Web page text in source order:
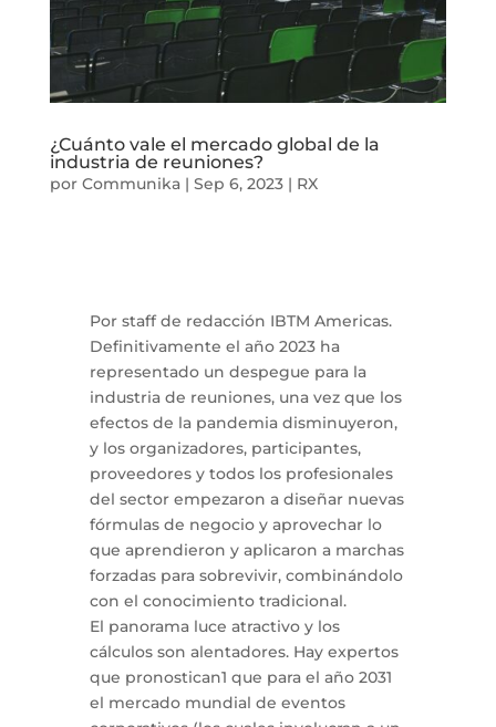
¿Cuánto vale el mercado global de la
industria de reuniones?
por Communika| Sep 6, 2023| RX
Por staff de redacción IBTM Americas.
Definitivamente el año 2023 ha
representado un despegue para la
industria de reuniones, una vez que los
efectos de la pandemia disminuyeron,
y los organizadores, participantes,
proveedores y todos los profesionales
del sector empezaron a diseñar nuevas
fórmulas de negocio y aprovechar lo
que aprendieron y aplicaron a marchas
forzadas para sobrevivir, combinándolo
con el conocimiento tradicional.
El panorama luce atractivo y los
cálculos son alentadores. Hay expertos
que pronostican1 que para el año 2031
el mercado mundial de eventos